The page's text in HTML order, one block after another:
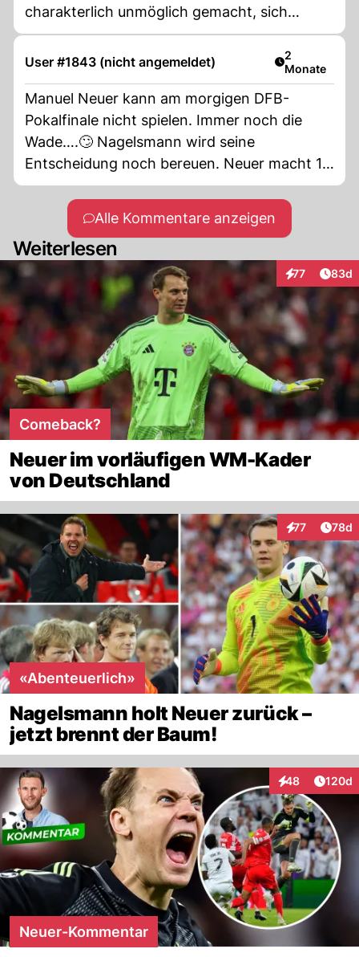
charakterlich unmöglich gemacht, sich
insbesondere Baumann gegenüber schofelig
verhalten. Beide werden vermutlich ihre
Quittung bekommen, wenn der "Oldi" Neuer
mit dem ersten Wadenkrampf für die
gesamte WM ausfällt.
User #1843 (nicht angemeldet) Artikel
2
Monate
Manuel Neuer kann am morgigen DFB-
Pokalfinale nicht spielen. Immer noch die
Wade….🙄 Nagelsmann wird seine
Entscheidung noch bereuen. Neuer macht 1
Spiel und fällt dann für den Rest des Turniers
„verletzt“ aus!
Alle Kommentare anzeigen
Weiterlesen
77
Interaktionen
83d
Comeback?
Neuer im vorläufigen WM-Kader
von Deutschland
77
Interaktionen
78d
«Abenteuerlich»
Nagelsmann holt Neuer zurück –
jetzt brennt der Baum!
48
Interaktionen
120d
Neuer-Kommentar